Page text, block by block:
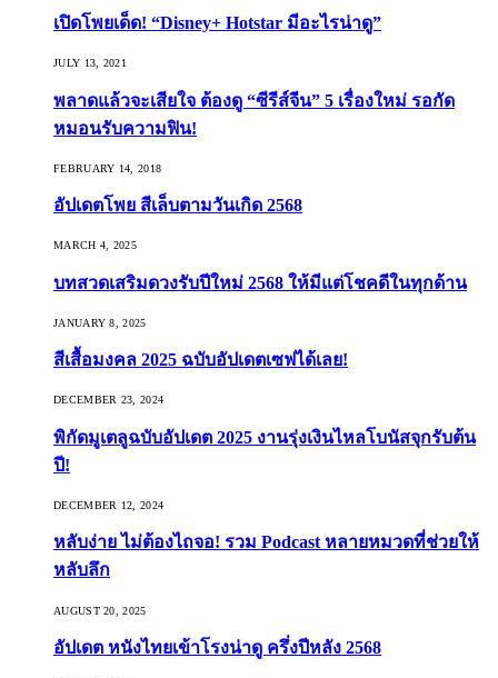
เปิดโพยเด็ด! “Disney+ Hotstar มีอะไรน่าดู”
JULY 13, 2021
พลาดแล้วจะเสียใจ ต้องดู “ซีรีส์จีน” 5 เรื่องใหม่ รอกัด
หมอนรับความฟิน!
FEBRUARY 14, 2018
อัปเดตโพย สีเล็บตามวันเกิด 2568
MARCH 4, 2025
บทสวดเสริมดวงรับปีใหม่ 2568 ให้มีแต่โชคดีในทุกด้าน
JANUARY 8, 2025
สีเสื้อมงคล 2025 ฉบับอัปเดตเซฟได้เลย!
DECEMBER 23, 2024
พิกัดมูเตลูฉบับอัปเดต 2025 งานรุ่งเงินไหลโบนัสจุกรับต้น
ปี!
DECEMBER 12, 2024
หลับง่าย ไม่ต้องไถจอ! รวม Podcast หลายหมวดที่ช่วยให้
หลับลึก
AUGUST 20, 2025
อัปเดต หนังไทยเข้าโรงน่าดู ครึ่งปีหลัง 2568